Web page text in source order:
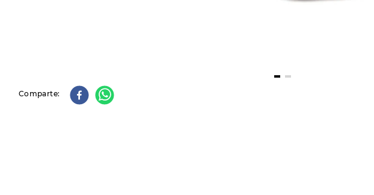
Comparte